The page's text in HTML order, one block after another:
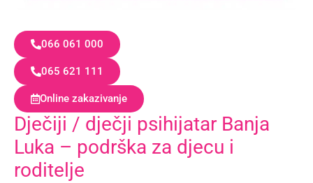
066 061 000
065 621 111
Online zakazivanje
Dječiji / dječji psihijatar Banja
Luka – podrška za djecu i
roditelje